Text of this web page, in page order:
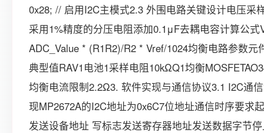
0x28; // 启用I2C主模式2.3 外围电路关键设计电压采
采用1%精度的分压电阻添加0.1μF去耦电容计算公式
ADC_Value * (R1R2)/R2 * Vref/1024均衡电路参数元
典型值RAV1电池1采样电阻10kΩQ1均衡
均衡电流限制2.2Ω3. 软件实现与通信协议3.1 I2C通
现MP2672A的I2C地址为0x6C7位地址通信时序要求
发送设备地址 写标志发送寄存器地址发送数据字节